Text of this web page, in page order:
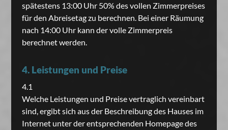
spätestens 13:00 Uhr 50% des vollen Zimmerpreises
für den Abreisetag zu berechnen. Bei einer Räumung
nach 14:00 Uhr kann der volle Zimmerpreis
berechnet werden.
4. Leistungen und Preise
4.1
Welche Leistungen und Preise vertraglich vereinbart
sind, ergibt sich aus der Beschreibung des Hauses im
Internet unter der entsprechenden Homepage des